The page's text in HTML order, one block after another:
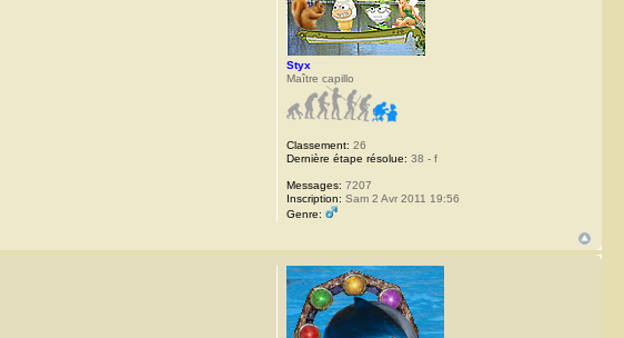
Styx
Maître capillo
Classement: 26
Dernière étape résolue: 38 - f
Messages: 7207
Inscription: Sam 2 Avr 2011 19:56
Genre: